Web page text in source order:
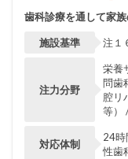
歯科診療を通して家
施設基準 注１
注力分野
栄養
問歯
腔リ
等）
対応体制
24時
性歯